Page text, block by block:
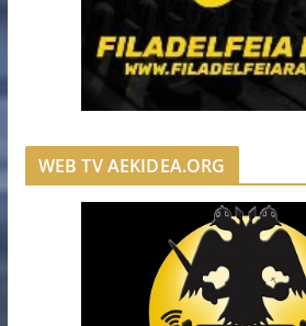
WEB TV AEKIDEA.ORG